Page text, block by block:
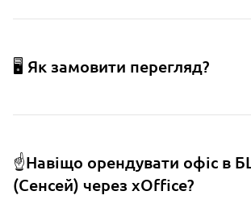
🖥️ Як замовити перегляд?
☝️Навіщо орендувати офіс в
(Сенсей) через xOffice?